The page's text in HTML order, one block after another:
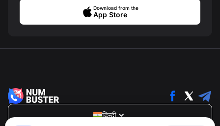
Download from the
App Store
हिन्दी